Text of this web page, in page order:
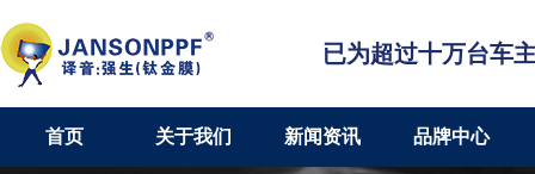
已为超过十万台车
首页 关于我们 新闻资讯 品牌中心